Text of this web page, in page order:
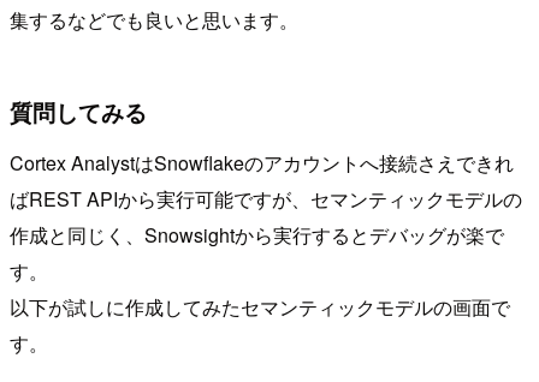
集するなどでも良いと思います。
質問してみる
Cortex AnalystはSnowflakeのアカウントへ接続さえできれ
ばREST APIから実行可能ですが、セマンティックモデルの
作成と同じく、Snowsightから実行するとデバッグが楽で
す。
以下が試しに作成してみたセマンティックモデルの画面で
す。